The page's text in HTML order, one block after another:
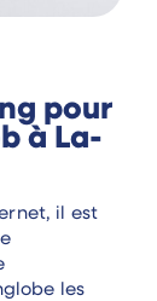
pour
à La-
il est
les